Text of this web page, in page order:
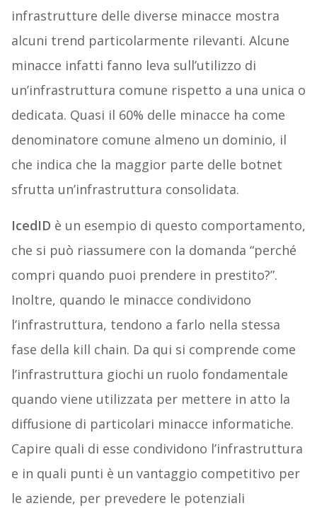
infrastrutture delle diverse minacce mostra
alcuni trend particolarmente rilevanti. Alcune
minacce infatti fanno leva sull’utilizzo di
un’infrastruttura comune rispetto a una unica o
dedicata. Quasi il 60% delle minacce ha come
denominatore comune almeno un dominio, il
che indica che la maggior parte delle botnet
sfrutta un’infrastruttura consolidata.
IcedID è un esempio di questo comportamento,
che si può riassumere con la domanda “perché
compri quando puoi prendere in prestito?”.
Inoltre, quando le minacce condividono
l’infrastruttura, tendono a farlo nella stessa
fase della kill chain. Da qui si comprende come
l’infrastruttura giochi un ruolo fondamentale
quando viene utilizzata per mettere in atto la
diffusione di particolari minacce informatiche.
Capire quali di esse condividono l’infrastruttura
e in quali punti è un vantaggio competitivo per
le aziende, per prevedere le potenziali